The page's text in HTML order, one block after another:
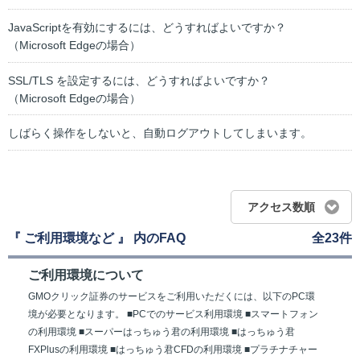
JavaScriptを有効にするには、どうすればよいですか？
（Microsoft Edgeの場合）
SSL/TLS を設定するには、どうすればよいですか？
（Microsoft Edgeの場合）
しばらく操作をしないと、自動ログアウトしてしまいます。
アクセス数順
『 ご利用環境など 』 内のFAQ 全23件
ご利用環境について
GMOクリック証券のサービスをご利用いただくには、以下のPC環
境が必要となります。 ■PCでのサービス利用環境 ■スマートフォン
の利用環境 ■スーパーはっちゅう君の利用環境 ■はっちゅう君
FXPlusの利用環境 ■はっちゅう君CFDの利用環境 ■プラチナチャー